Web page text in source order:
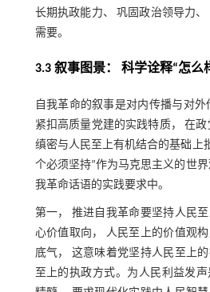
长期执政能力、 巩固政治领导力
需要。
3.3 叙事图景： 科学诠释“怎么
自我革命的叙事是对内传播与对
紧扣高质量党建的实践特质， 在
缜密与人民至上有机结合的基础上
个必须坚持”作为马克思主义的世
我革命话语的实践要求中。
第一， 推进自我革命要坚持人民
心价值取向， 人民至上的价值观
底气， 这意味着党坚持人民至上
至上的执政方式。为人民利益发